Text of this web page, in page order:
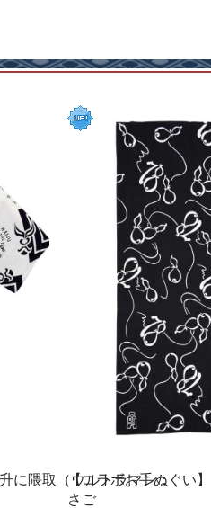
に隈取（ウルトラマン：
【コラボお手ぬぐい
さご